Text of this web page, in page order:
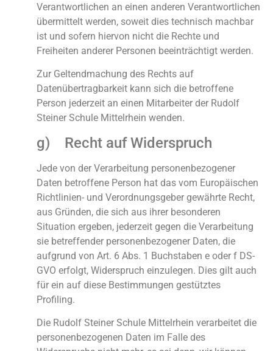
Verantwortlichen an einen anderen Verantwortlichen
übermittelt werden, soweit dies technisch machbar
ist und sofern hiervon nicht die Rechte und
Freiheiten anderer Personen beeinträchtigt werden.
Zur Geltendmachung des Rechts auf
Datenübertragbarkeit kann sich die betroffene
Person jederzeit an einen Mitarbeiter der Rudolf
Steiner Schule Mittelrhein wenden.
g) Recht auf Widerspruch
Jede von der Verarbeitung personenbezogener
Daten betroffene Person hat das vom Europäischen
Richtlinien- und Verordnungsgeber gewährte Recht,
aus Gründen, die sich aus ihrer besonderen
Situation ergeben, jederzeit gegen die Verarbeitung
sie betreffender personenbezogener Daten, die
aufgrund von Art. 6 Abs. 1 Buchstaben e oder f DS-
GVO erfolgt, Widerspruch einzulegen. Dies gilt auch
für ein auf diese Bestimmungen gestütztes
Profiling.
Die Rudolf Steiner Schule Mittelrhein verarbeitet die
personenbezogenen Daten im Falle des